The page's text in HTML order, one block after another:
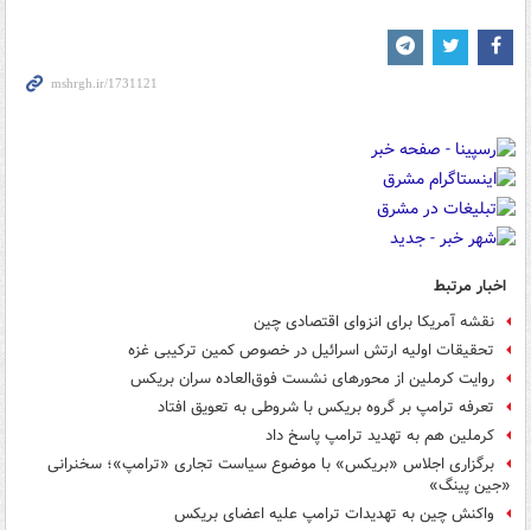
اخبار مرتبط
نقشه آمریکا برای انزوای اقتصادی چین
تحقیقات اولیه ارتش اسرائیل در خصوص کمین ترکیبی غزه
روایت کرملین از محورهای نشست‌ فوق‌العاده سران بریکس
تعرفه ترامپ بر گروه بریکس با شروطی به تعویق افتاد
کرملین هم به تهدید ترامپ پاسخ داد
برگزاری اجلاس «بریکس» با موضوع سیاست تجاری «ترامپ»؛ سخنرانی
«جین پینگ»
واکنش چین به تهدیدات ترامپ علیه اعضای بریکس